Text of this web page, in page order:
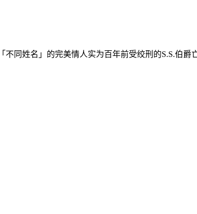
不同姓名」的完美情人实为百年前受绞刑的S.S.伯